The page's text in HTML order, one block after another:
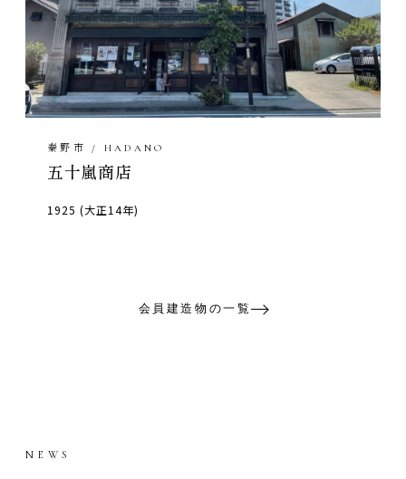
秦野市 / HADANO
五十嵐商店
1925 (大正14年)
会員建造物の一覧
NEWS